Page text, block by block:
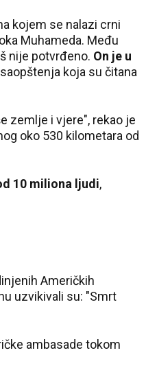
kojem se nalazi crni
Muhameda. Među
nije potvrđeno. On je u
koja su čitana
zemlje i vjere", rekao je
oko 530 kilometara od
10 miliona ljudi,
Američkih
uzvikivali su: "Smrt
ambasade tokom